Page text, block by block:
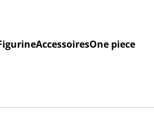
AccessoiresOne piece